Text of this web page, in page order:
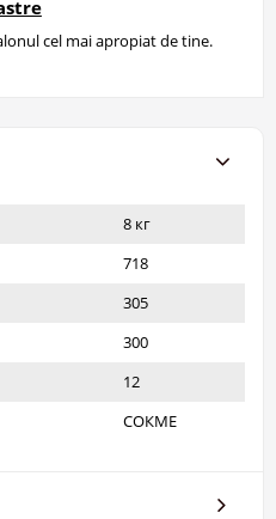
cel mai apropiat de tine.
8 кг
718
305
300
12
СОКМЕ